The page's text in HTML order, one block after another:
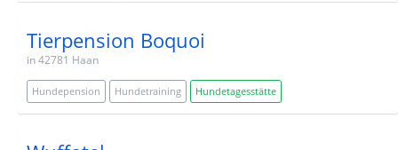
Tierpension Boquoi
in 42781 Haan
Hundepension Hundetraining Hundetagesstätte